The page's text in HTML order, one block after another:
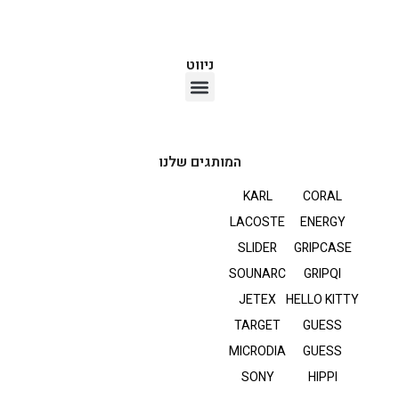
ניווט
המותגים שלנו
CORAL
ENERGY
GRIPCASE
GRIPQI
HELLO KITTY
GUESS
GUESS
HIPPI
KARL
LACOSTE
SLIDER
SOUNARC
JETEX
TARGET
MICRODIA
SONY